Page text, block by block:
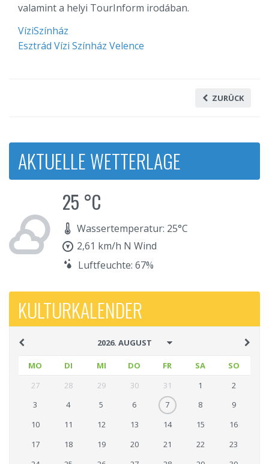
valamint a helyi TourInform irodában.
VíziSzínház
Esztrád Vízi Színház Velence
ZURÜCK
AKTUELLE WETTERLAGE
25 °C
Wassertemperatur: 25°C
2,61 km/h N Wind
Luftfeuchte: 67%
KULTURKALENDER
MO DI MI DO FR SA
SO
27
28 29 30 31 1
2
3
4 5 6 7 8
9
10
11 12 13 14 15
16
17
18 19 20 21 22
23